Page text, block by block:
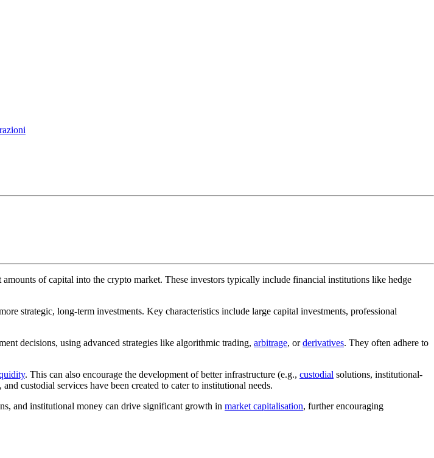
of capital into the crypto market. These investors typically include financial institutions like hedge
strategic, long-term investments. Key characteristics include large capital investments, professional
decisions, using advanced strategies like algorithmic trading, arbitrage, orderivatives. They often adhere to
. This can also encourage the development of better infrastructure (e.g., custodial solutions, institutional-
and custodial services have been created to cater to institutional needs.
and institutional money can drive significant growth in market capitalisation, further encouraging